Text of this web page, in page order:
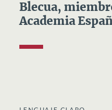
Blecua,
Academia